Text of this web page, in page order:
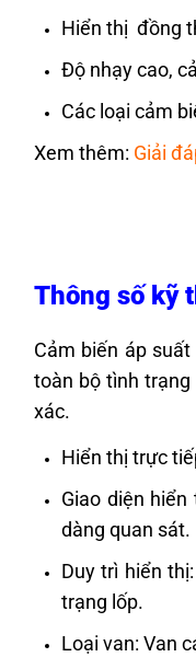
Hiển thị đồng
Độ nhạy cao,
Các loại cảm
Xem thêm: Giải
Thông số kỹ
Cảm biến áp
toàn bộ tình
xác.
Hiển thị trực
Giao diện
dàng quan sát.
Duy trì hiển
trạng lốp.
Loại van: Van